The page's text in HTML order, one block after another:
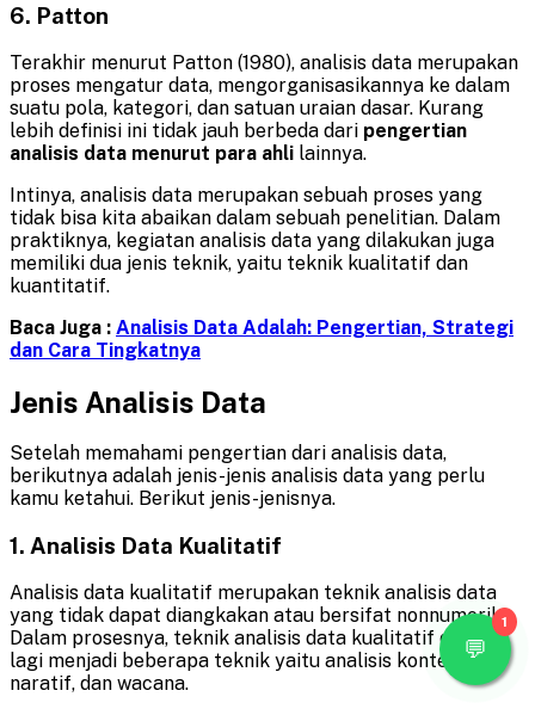
6. Patton
Terakhir menurut Patton (1980), analisis data merupakan
proses mengatur data, mengorganisasikannya ke dalam
suatu pola, kategori, dan satuan uraian dasar. Kurang
lebih definisi ini tidak jauh berbeda dari pengertian
analisis data menurut para ahli lainnya.
Intinya, analisis data merupakan sebuah proses yang
tidak bisa kita abaikan dalam sebuah penelitian. Dalam
praktiknya, kegiatan analisis data yang dilakukan juga
memiliki dua jenis teknik, yaitu teknik kualitatif dan
kuantitatif.
Baca Juga : Analisis Data Adalah: Pengertian, Strategi
dan Cara Tingkatnya
Jenis Analisis Data
Setelah memahami pengertian dari analisis data,
berikutnya adalah jenis-jenis analisis data yang perlu
kamu ketahui. Berikut jenis-jenisnya.
1. Analisis Data Kualitatif
Analisis data kualitatif merupakan teknik analisis data
yang tidak dapat diangkakan atau bersifat nonnumerik.
Dalam prosesnya, teknik analisis data kualitatif dibagi
lagi menjadi beberapa teknik yaitu analisis konten,
naratif, dan wacana.
1